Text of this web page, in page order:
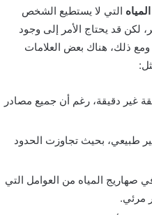
التي لا يستطيع الشخص
لكن قد يحتاج الأمر إلى وجود
ذلك، هناك بعض العلامات
غير دقيقة، رغم أن جميع مصادر
طبيعي، بحيث تجاوزت الحدود
صهاريج المياه من العوامل التي
مرئي.